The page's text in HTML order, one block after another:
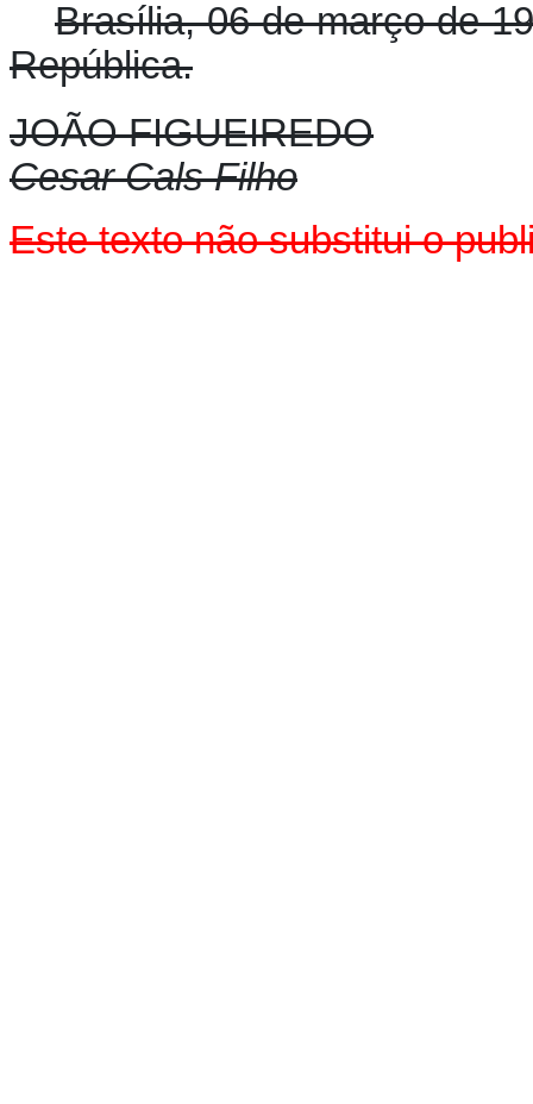
Brasília, 06 de março de
República.
JOÃO FIGUEIREDO
Cesar Cals Filho
Este texto não substitui o